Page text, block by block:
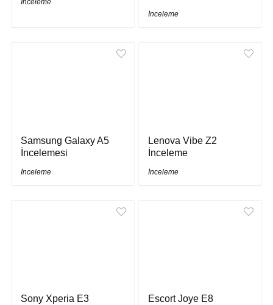
İnceleme
Samsung Galaxy A5
İncelemesi
İnceleme
Lenova Vibe Z2
İnceleme
İnceleme
Sony Xperia E3
Escort Joye E8